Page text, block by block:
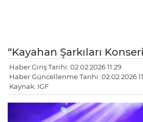
“Kayahan Şarkıları
Haber Giriş Tarihi: 02.02.2026 11:29
Haber Güncellenme Tarihi: 02.02.2026
Kaynak: IGF